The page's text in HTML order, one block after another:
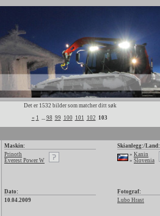
Det er 1532 bilder som matcher ditt søk
« 1 ... 98 99 100 101 102 103
Maskin:
Prinoth
Everest Power W
Skianlegg:/Land:
» Kanin
» Slovenia
Dato:
10.04.2009
Fotograf:
Lubo Hrast